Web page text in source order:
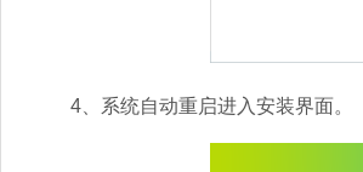
4、系统自动重启进入安装界面。